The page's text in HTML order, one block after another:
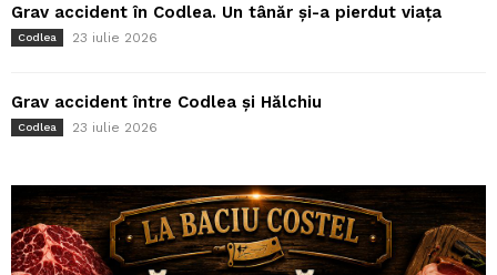
Grav accident în Codlea. Un tânăr și-a pierdut viața
Codlea 23 iulie 2026
Grav accident între Codlea și Hălchiu
Codlea 23 iulie 2026